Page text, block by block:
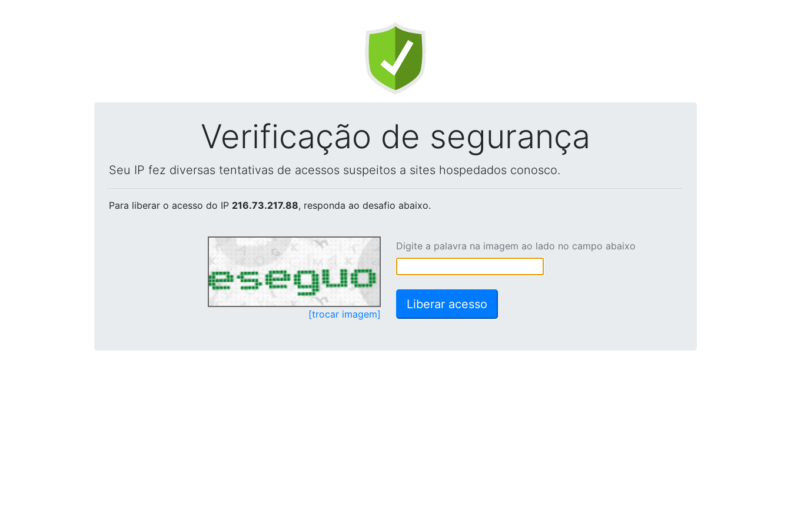
Verificação de segurança
Seu IP fez diversas tentativas de acessos suspeitos a sites hospedados conosco.
Para liberar o acesso do IP 216.73.217.88, responda ao desafio abaixo.
[trocar imagem]
Digite a palavra na imagem ao lado no campo abaixo